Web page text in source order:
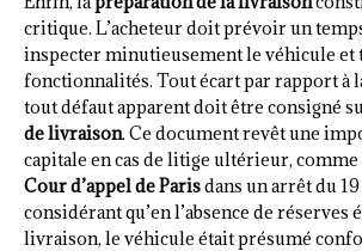
critique. L’acheteur doit prévoir un
inspecter minutieusement le véhicule et
fonctionnalités. Tout écart par rapport à
tout défaut apparent doit être consigné
de livraison. Ce document revêt une
capitale en cas de litige ultérieur, comme
Cour d’appel de Parisdans un arrêt du
considérant qu’en l’absence de réserves
livraison, le véhicule était présumé